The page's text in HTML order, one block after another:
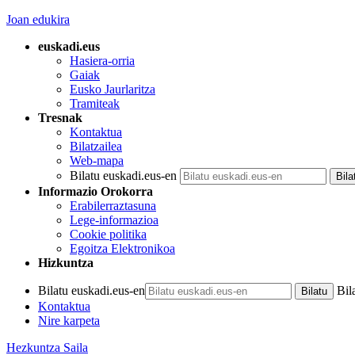
Joan edukira
euskadi.eus
Hasiera-orria
Gaiak
Eusko Jaurlaritza
Tramiteak
Tresnak
Kontaktua
Bilatzailea
Web-mapa
Bilatu euskadi.eus-en
Informazio Orokorra
Erabilerraztasuna
Lege-informazioa
Cookie politika
Egoitza Elektronikoa
Hizkuntza
Bilatu euskadi.eus-en
Kontaktua
Nire karpeta
Hezkuntza Saila